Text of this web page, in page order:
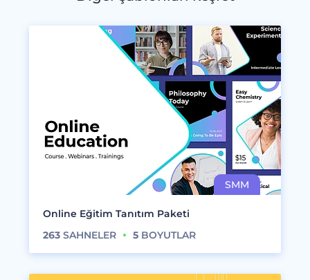
Online Eğitim Tanıtım Paketi
263 SAHNELER 5 BOYUTLAR